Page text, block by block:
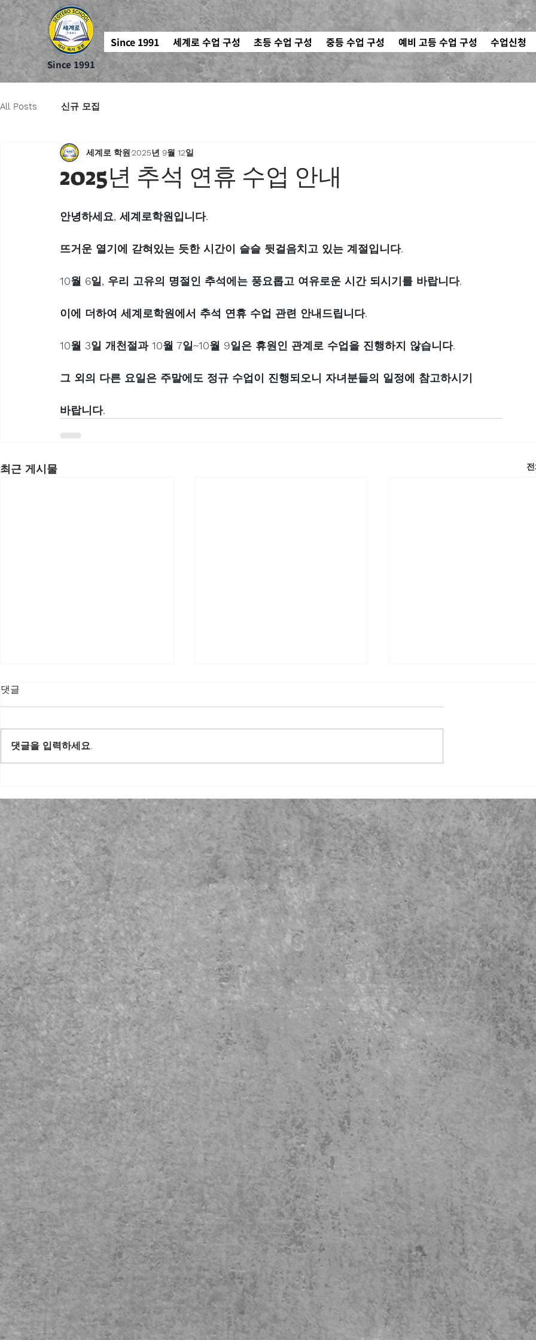
Since 1991
Since 1991 세계로 수업 구성 초등 수업 구성 중등 수업 구성 예비 고등 수업 구성 수업신청
All Posts 신규 모집
2025년 추석 연휴 수업 안내
세계로 학원2025년 9월 12일
안녕하세요, 세계로학원입니다.
뜨거운 열기에 갇혀있는 듯한 시간이 슬슬 뒷걸음치고 있는 계절입니다.
10월 6일, 우리 고유의 명절인 추석에는 풍요롭고 여유로운 시간 되시기를 바랍니다.
이에 더하여 세계로학원에서 추석 연휴 수업 관련 안내드립니다.
10월 3일 개천절과 10월 7일~10월 9일은 휴원인 관계로 수업을 진행하지 않습니다.
그 외의 다른 요일은 주말에도 정규 수업이 진행되오니 자녀분들의 일정에 참고하시기
바랍니다.
최근 게시물
1학기 대비 겨울 특강
1학기 대비 겨울 특강
스터 과정
댓글
댓글을 입력하세요.